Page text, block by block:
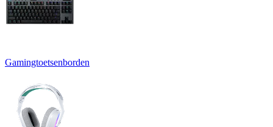
Gamingtoetsenborden